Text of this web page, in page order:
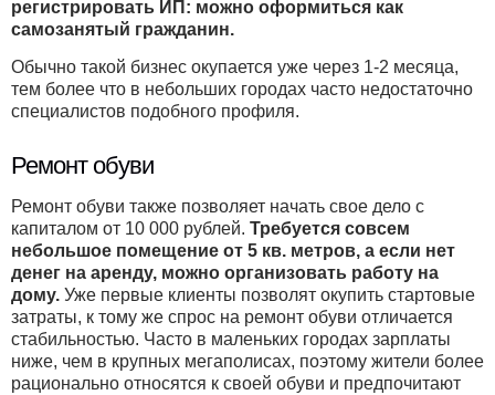
регистрировать ИП: можно оформиться как
самозанятый гражданин.
Обычно такой бизнес окупается уже через 1-2 месяца,
тем более что в небольших городах часто недостаточно
специалистов подобного профиля.
Ремонт обуви
Ремонт обуви также позволяет начать свое дело с
капиталом от 10 000 рублей. Требуется совсем
небольшое помещение от 5 кв. метров, а если нет
денег на аренду, можно организовать работу на
дому. Уже первые клиенты позволят окупить стартовые
затраты, к тому же спрос на ремонт обуви отличается
стабильностью. Часто в маленьких городах зарплаты
ниже, чем в крупных мегаполисах, поэтому жители более
рационально относятся к своей обуви и предпочитают